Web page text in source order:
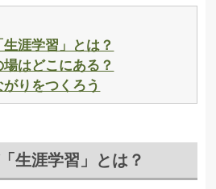
涯学習」とは？
はどこにある？
りをつくろう
生涯学習」とは？